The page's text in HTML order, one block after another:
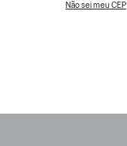
Não sei meu CEP